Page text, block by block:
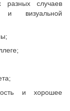
случаев
и визуальной
и хорошее